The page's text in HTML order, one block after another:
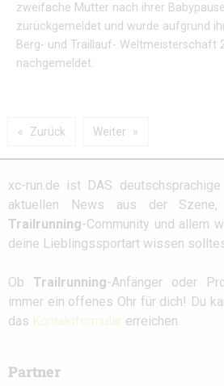
zweifache Mutter nach ihrer
zurückgemeldet und wurde aufgrund
Berg- und Traillauf- Weltmeisterschaft
nachgemeldet.
Zurück Weiter
xc-run.de ist DAS
aktuellen News aus der Szene,
Trailrunning-Community und allem
deine Lieblingssportart wissen
Ob Trailrunning-Anfänger oder
immer ein offenes Ohr für dich! Du
das Kontaktformular erreichen.
Partner